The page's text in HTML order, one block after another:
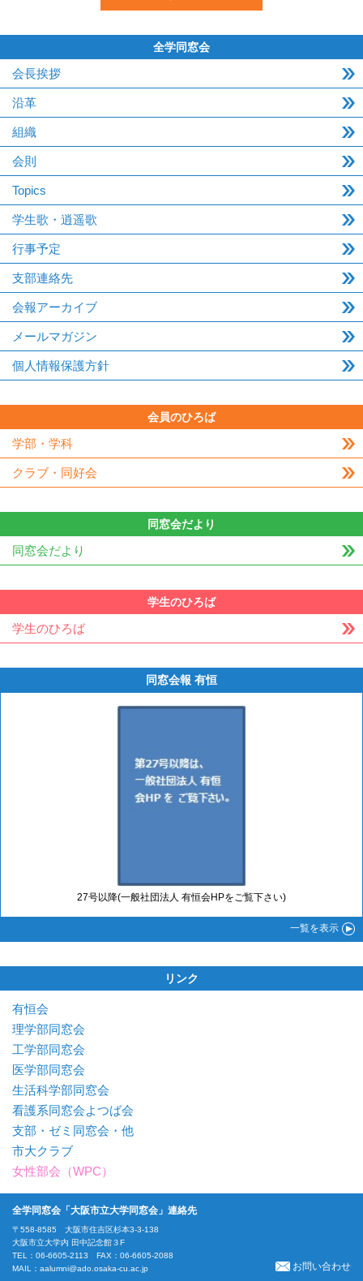
全学同窓会
会長挨拶
沿革
組織
会則
Topics
学生歌・逍遥歌
行事予定
支部連絡先
会報アーカイブ
メールマガジン
個人情報保護方針
会員のひろば
学部・学科
クラブ・同好会
同窓会だより
同窓会だより
学生のひろば
学生のひろば
同窓会報 有恒
27号以降(一般社団法人 有恒会HPをご覧下さい)
一覧を表示
リンク
有恒会
理学部同窓会
工学部同窓会
医学部同窓会
生活科学部同窓会
看護系同窓会よつば会
支部・ゼミ同窓会・他
市大クラブ
女性部会（WPC）
全学同窓会「大阪市立大学同窓会」連絡先
〒558-8585 大阪市住吉区杉本3-3-138
大阪市立大学内 田中記念館３F
TEL：06-6605-2113 FAX：06-6605-2088
MAIL： aalumni@ado.osaka-cu.ac.jp お問い合わせ